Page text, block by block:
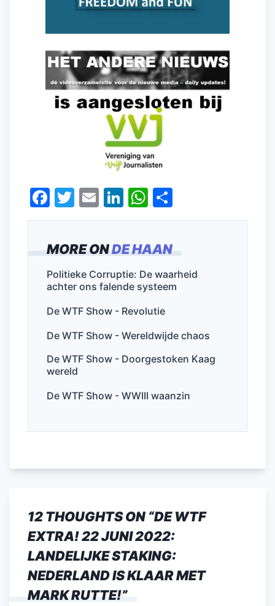
MORE ONDE HAAN
Politieke Corruptie: De waarheid
achter ons falende systeem
De WTF Show - Revolutie
De WTF Show - Wereldwijde chaos
De WTF Show - Doorgestoken Kaag
wereld
De WTF Show - WWIII waanzin
F
a
e
b
o
o
k
T
w
er
E
m
l
Li
n
e
dI
n
W
h
s
A
p
p
el
12 THOUGHTS ON “DE WTF
EXTRA! 22 JUNI 2022:
LANDELIJKE STAKING:
NEDERLAND IS KLAAR MET
MARK RUTTE!”